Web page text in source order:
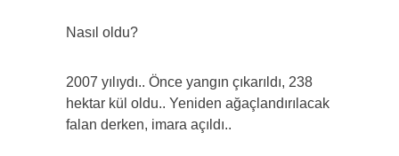
Nasıl oldu?
2007 yılıydı.. Önce yangın çıkarıldı, 238
hektar kül oldu.. Yeniden ağaçlandırılacak
falan derken, imara açıldı..